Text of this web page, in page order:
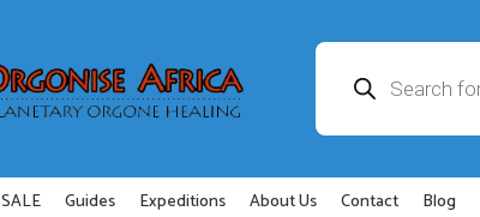
produits
SALE Guides Expeditions About Us Contact Blog